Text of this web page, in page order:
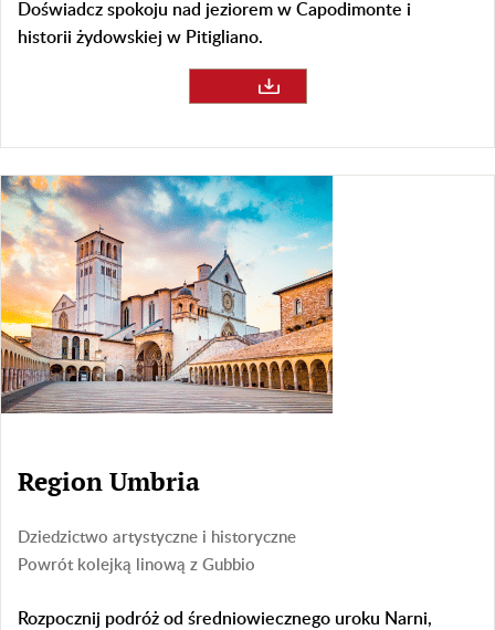
Doświadcz spokoju nad jeziorem w Capodimonte i
historii żydowskiej w Pitigliano.
Region Umbria
Dziedzictwo artystyczne i historyczne
Powrót kolejką linową z Gubbio
Rozpocznij podróż od średniowiecznego uroku Narni,